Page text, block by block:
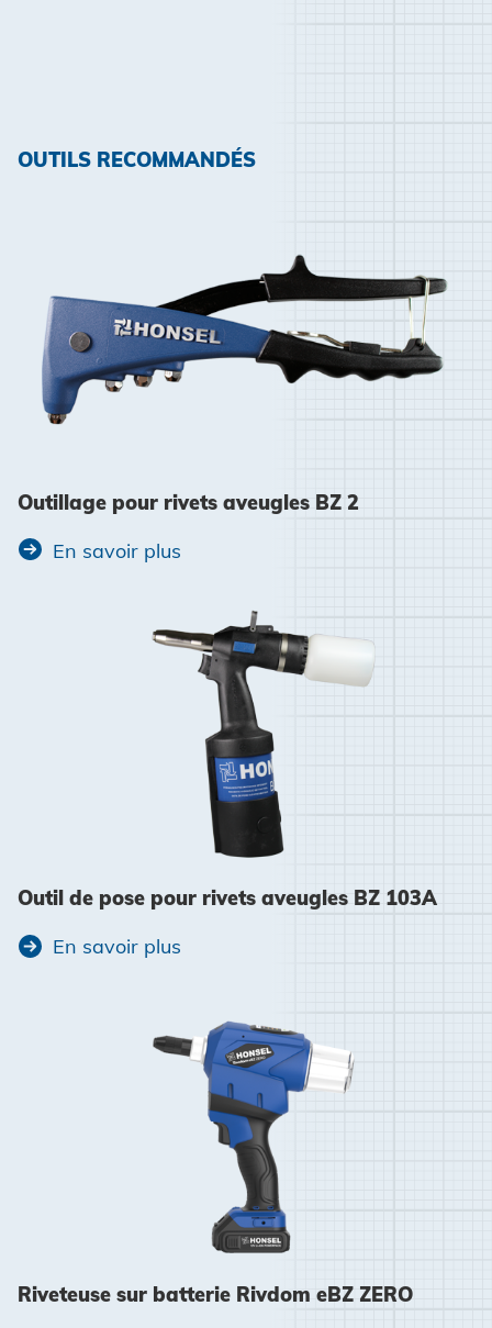
OUTILS RECOMMANDÉS
Outillage pour rivets aveugles BZ 2
En savoir plus
Outil de pose pour rivets aveugles BZ 103A
En savoir plus
Riveteuse sur batterie Rivdom eBZ ZERO